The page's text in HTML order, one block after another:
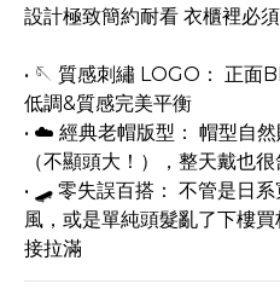
設計極致簡約耐看 衣櫃裡必
• 🪡 質感刺繡 LOGO： 正面
低調&質感完美平衡
• ☁️ 經典老帽版型： 帽型自
（不顯頭大！），整天戴也很
• 🛹 零失誤百搭： 不管是日
風，或是單純頭髮亂了下樓
接拉滿